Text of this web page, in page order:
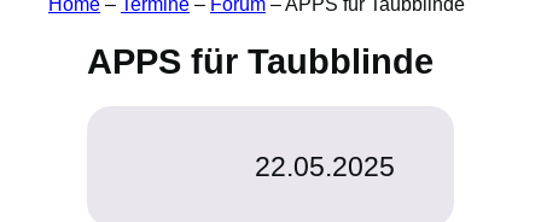
APPS für Taubblinde
22.05.2025